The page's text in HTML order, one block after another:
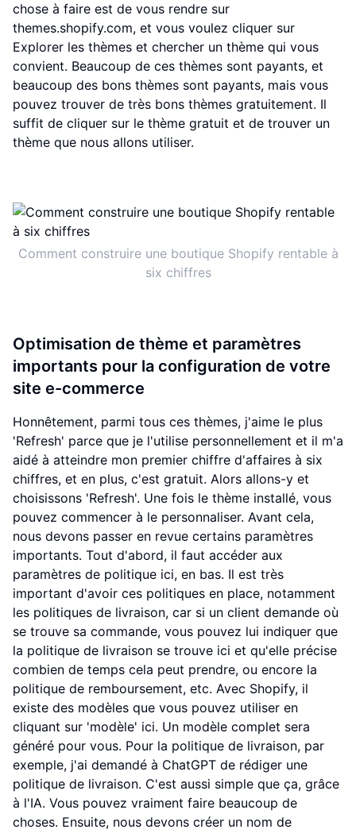
chose à faire est de vous rendre sur
themes.shopify.com, et vous voulez cliquer sur
Explorer les thèmes et chercher un thème qui vous
convient. Beaucoup de ces thèmes sont payants, et
beaucoup des bons thèmes sont payants, mais vous
pouvez trouver de très bons thèmes gratuitement. Il
suffit de cliquer sur le thème gratuit et de trouver un
thème que nous allons utiliser.
Comment construire une boutique Shopify rentable à
six chiffres
Optimisation de thème et paramètres
importants pour la configuration de votre
site e-commerce
Honnêtement, parmi tous ces thèmes, j'aime le plus
'Refresh' parce que je l'utilise personnellement et il m'a
aidé à atteindre mon premier chiffre d'affaires à six
chiffres, et en plus, c'est gratuit. Alors allons-y et
choisissons 'Refresh'. Une fois le thème installé, vous
pouvez commencer à le personnaliser. Avant cela,
nous devons passer en revue certains paramètres
importants. Tout d'abord, il faut accéder aux
paramètres de politique ici, en bas. Il est très
important d'avoir ces politiques en place, notamment
les politiques de livraison, car si un client demande où
se trouve sa commande, vous pouvez lui indiquer que
la politique de livraison se trouve ici et qu'elle précise
combien de temps cela peut prendre, ou encore la
politique de remboursement, etc. Avec Shopify, il
existe des modèles que vous pouvez utiliser en
cliquant sur 'modèle' ici. Un modèle complet sera
généré pour vous. Pour la politique de livraison, par
exemple, j'ai demandé à ChatGPT de rédiger une
politique de livraison. C'est aussi simple que ça, grâce
à l'IA. Vous pouvez vraiment faire beaucoup de
choses. Ensuite, nous devons créer un nom de